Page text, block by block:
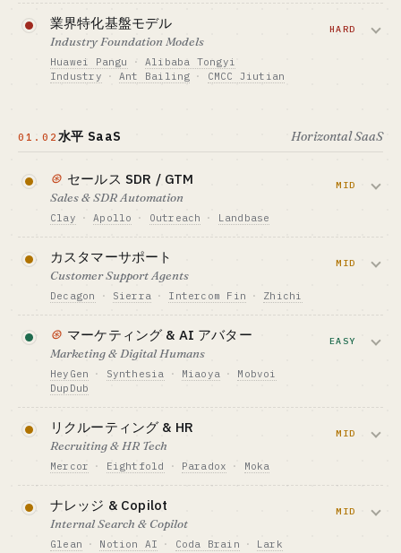
向きません
DevTool PLG → エンタープライズ
ベンチマーク · BENCHMARK
Mercor $10B 評価額（AI 訓練人材プラットフ
ォームへ転換）
必要資金の目安 · CAPITAL
$150K-700K
GTM · 売り方
LangChain 100K スター · 月間 DL 34.5M
ひとりエンジニア（業界特化 agent には余
地あり）
行、ハルシネーションや prompt injection
への対策を担います。エンタープライズの
必須要件で、複数の勝者が併存する市場で
す。
$70K-400K
DevTool PLG + per-trace 課金
ベンチマーク · BENCHMARK
Braintrust / LangSmith / Arize $10-50M ARR
ひとりエンジニア · 業界特化 eval（法務/医
療）に空白あり
詳しく読む →
業界特化基盤モデル
Industry Foundation Models
Huawei Pangu ·
Alibaba Tongyi
Industry
· Ant Bailing · CMCC Jiutian
ム。
必要資金の目安 · CAPITAL
$4M+ + 政府・大企業のコネ
GTM · 売り方
ベンチマーク · BENCHMARK
中国国有企業 35 社で 66 基盤モデルが本番
稼働
りでは道が開けません
HARD
01.02 水平 SaaS Horizontal SaaS
⊛ セールス SDR / GTM
Sales & SDR Automation
Clay · Apollo · Outreach · Landbase
ルパーソナライズ。欧米汎用レイヤーは飽
和気味、中国の WeChat/企業WeChat
SCRM はほぼ空白。
必要資金の目安 · CAPITAL
$150K-700K
GTM · 売り方
アウトバウンド + PLG ハイブリッド
Clay $1M→$100M ARR を 2 年で達成（1 年生
存率はわずか 2%）
向いている人 · BEST FIT
ひとりエンジニア + 業界経験の厚い人（中国
市場の機会の窓）
MID
カスタマーサポート
Customer Support Agents
Decagon · Sierra · Intercom Fin · Zhichi
resolution 単位の課金です。中国語のオン
プレ提供や業界特化はまだ空白が残ってい
ます。
$400K-4M
GTM · 売り方
エンタープライズ営業 + per-resolution 課金
Decagon $4.5B 評価額 · Sierra
$1.50/resolution
向いている人 · BEST FIT
MID
⊛ マーケティング & AI アバター
Marketing & Digital Humans
HeyGen · Synthesia · Miaoya ·
Mobvoi
DupDub
ーション、ライブコマースを組み合わせ
る形です。AI アバターを使ったライブ販
売は、すでに収益化が確立した手法で
必要資金の目安 · CAPITAL
$70K-400K
EASY
リクルーティング & HR
Recruiting & HR Tech
Mercor · Eightfold · Paradox · Moka
す。ブルーカラー採用、動画面接、コンプ
ライアンス対応にはまだ空白があります。
MID
ナレッジ & Copilot
Internal Search & Copilot
Glean · Notion AI · Coda Brain · Lark
MID